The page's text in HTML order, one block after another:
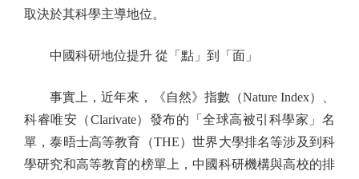
取決於其科學主導地位。
中國科研地位提升 從「點」到「面」
事實上，近年來，《自然》指數（Nature Index）、
科睿唯安（Clarivate）發布的「全球高被引科學家」名
單，泰晤士高等教育（THE）世界大學排名等涉及到科
學研究和高等教育的榜單上，中國科研機構與高校的排